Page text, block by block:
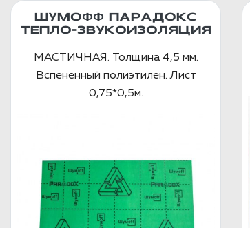
ШУМОФФ ПАРАДОКС
ТЕПЛО-ЗВУКОИЗОЛЯЦИЯ
МАСТИЧНАЯ. Толщина 4,5 мм.
Вспененный полиэтилен. Лист
0,75*0,5м.